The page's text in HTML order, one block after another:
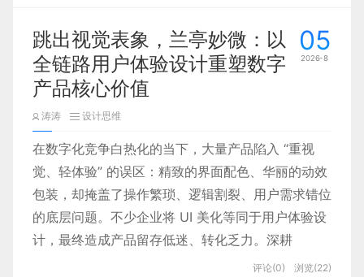
05
2026-8
跳出视觉表象，兰亭妙微：以
全链路用户体验设计重塑数字
产品核心价值
涛涛 设计思维
在数字化竞争白热化的当下，大量产品陷入 “重视
觉、轻体验” 的误区：精致的界面配色、华丽的动效
包装，却掩盖了操作繁琐、逻辑割裂、用户需求错位
的底层问题。不少企业将 UI 美化等同于用户体验设
计，最终造成产品留存低迷、转化乏力。深耕
UI/UX 设计十六年的兰亭妙微（蓝蓝设计）始终认
评论(0) 浏览(22)